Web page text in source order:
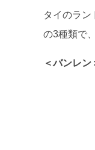
タイのラ
の3種類で
＜バンレン